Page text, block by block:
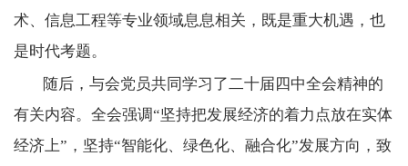
术、信息工程等专业领域息息相关，既是重大机遇，也
是时代考题。
随后，与会党员共同学习了二十届四中全会精神的
有关内容。全会强调“坚持把发展经济的着力点放在实体
经济上”，坚持“智能化、绿色化、融合化”发展方向，致